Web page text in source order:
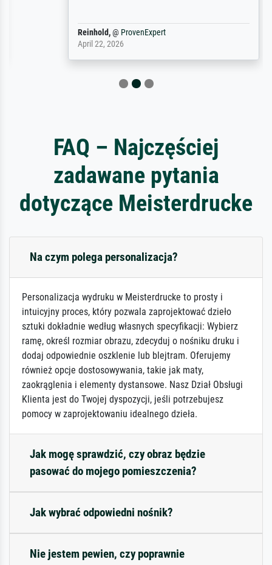
Reinhold,@ProvenExpert
April 22, 2026
FAQ – Najczęściej
zadawane pytania
dotyczące Meisterdrucke
Na czym polega personalizacja?
Personalizacja wydruku w Meisterdrucke to prosty i
intuicyjny proces, który pozwala zaprojektować dzieło
sztuki dokładnie według własnych specyfikacji: Wybierz
ramę, określ rozmiar obrazu, zdecyduj o nośniku druku i
dodaj odpowiednie oszklenie lub blejtram. Oferujemy
również opcje dostosowywania, takie jak maty,
zaokrąglenia i elementy dystansowe. Nasz Dział Obsługi
Klienta jest do Twojej dyspozycji, jeśli potrzebujesz
pomocy w zaprojektowaniu idealnego dzieła.
Jak mogę sprawdzić, czy obraz będzie
pasować do mojego pomieszczenia?
Jak wybrać odpowiedni nośnik?
Nie jestem pewien, czy poprawnie